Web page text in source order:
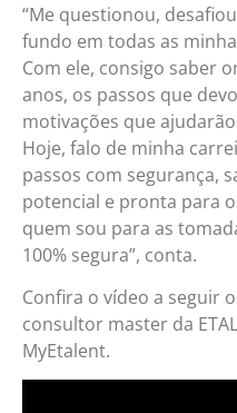
“Me questionou,
fundo em todas as
Com ele, consigo saber
anos, os passos que
motivações que
Hoje, falo de minha
passos com segurança,
potencial e pronta para
quem sou para as
100% segura”, conta.
Confira o vídeo a seguir
consultor master da
MyEtalent.